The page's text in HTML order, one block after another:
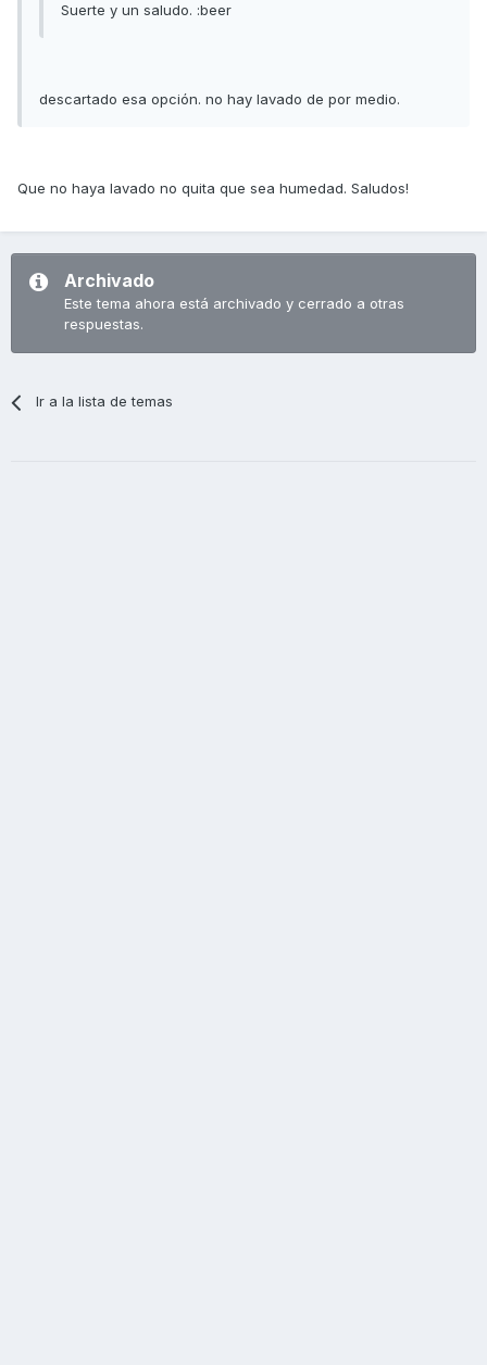
Suerte y un saludo. :beer
descartado esa opción. no hay lavado de por medio.
Que no haya lavado no quita que sea humedad. Saludos!
Archivado
Este tema ahora está archivado y cerrado a otras
respuestas.
Ir a la lista de temas